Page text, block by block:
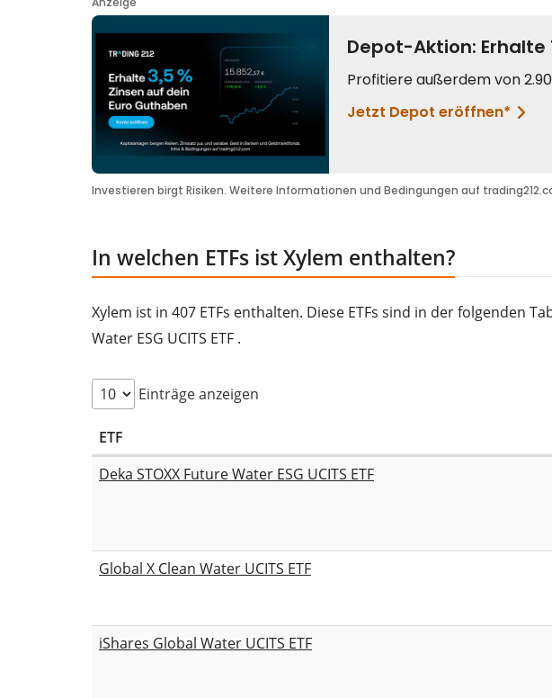
In welchen ETFs ist Xylem enthalten?
Xylem ist in 407 ETFs enthalten. Diese ETFs sind in der folgenden
Water ESG UCITS ETF .
Einträge anzeigen
ETF
Deka STOXX Future Water ESG UCITS ETF
Global X Clean Water UCITS ETF
iShares Global Water UCITS ETF